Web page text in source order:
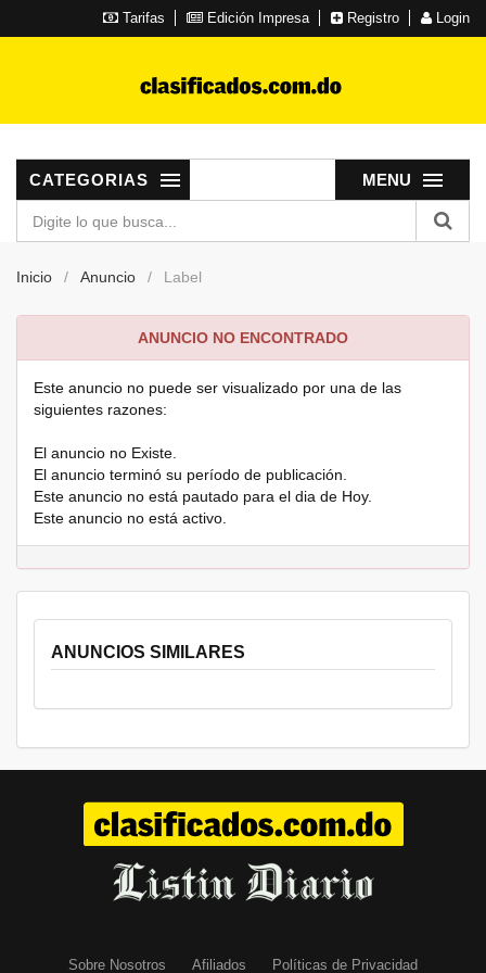
Tarifas Edición Impresa Registro Login
MENU
CATEGORIAS
Inicio Anuncio Label
ANUNCIO NO ENCONTRADO
Este anuncio no puede ser visualizado por una de las
siguientes razones:
El anuncio no Existe.
El anuncio terminó su período de publicación.
Este anuncio no está pautado para el dia de Hoy.
Este anuncio no está activo.
ANUNCIOS SIMILARES
Sobre Nosotros Afiliados Políticas de Privacidad